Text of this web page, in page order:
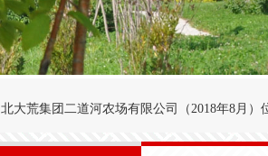
北大荒集团二道河农场有限公司（ 2018年8月 ）
内别拉洪河下游西岸。地理坐标为北纬47°35′～